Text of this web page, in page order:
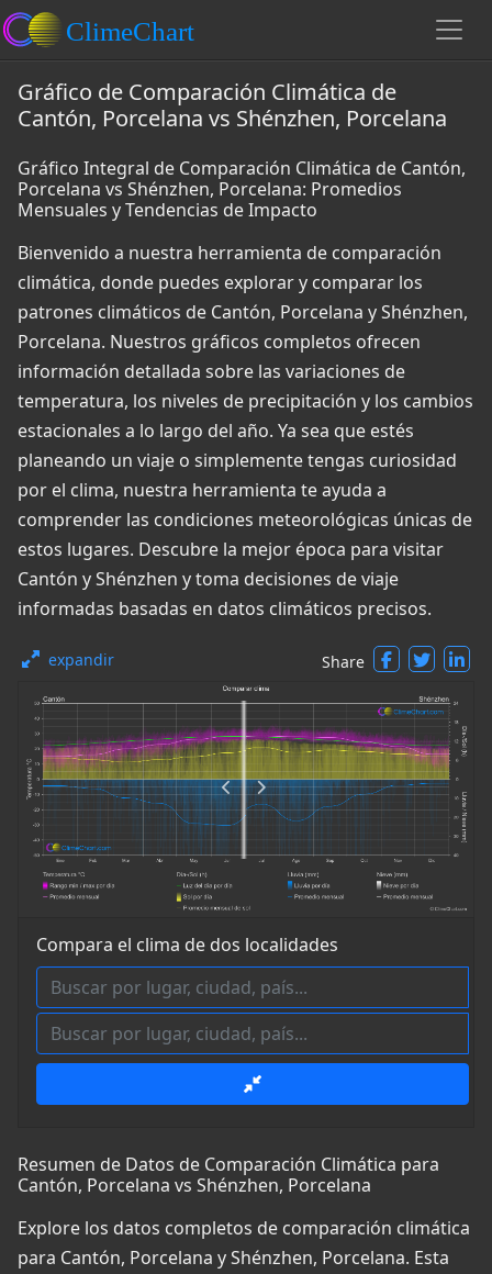
Gráfico de Comparación Climática de
Cantón, Porcelana vs Shénzhen, Porcelana
Gráfico Integral de Comparación Climática de Cantón,
Porcelana vs Shénzhen, Porcelana: Promedios
Mensuales y Tendencias de Impacto
Bienvenido a nuestra herramienta de comparación
climática, donde puedes explorar y comparar los
patrones climáticos de Cantón, Porcelana y Shénzhen,
Porcelana. Nuestros gráficos completos ofrecen
información detallada sobre las variaciones de
temperatura, los niveles de precipitación y los cambios
estacionales a lo largo del año. Ya sea que estés
planeando un viaje o simplemente tengas curiosidad
por el clima, nuestra herramienta te ayuda a
comprender las condiciones meteorológicas únicas de
estos lugares. Descubre la mejor época para visitar
Cantón y Shénzhen y toma decisiones de viaje
informadas basadas en datos climáticos precisos.
expandir Share
Compara el clima de dos localidades
Resumen de Datos de Comparación Climática para
Cantón, Porcelana vs Shénzhen, Porcelana
Explore los datos completos de comparación climática
para Cantón, Porcelana y Shénzhen, Porcelana. Esta